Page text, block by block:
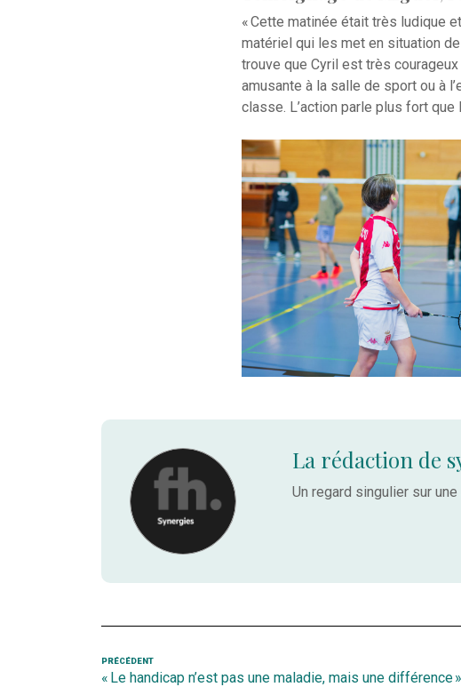
« Cette matinée était très ludique
matériel qui les met en situation
trouve que Cyril est très
amusante à la salle de sport ou à
classe. L’action parle plus fort que
La rédaction de
Un regard singulier sur
Navigation
Article
précédent
PRÉCÉDENT
« Le handicap n’est pas une maladie, mais une différence »